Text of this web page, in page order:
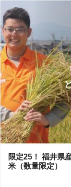
限定25！ 福井県
米（数量限定）